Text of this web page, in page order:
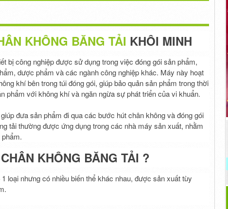
KHÔNG BĂNG TẢI KHÔI MINH
bị công nghiệp được sử dụng trong việc đóng gói sản phẩm,
dược phẩm và các ngành công nghiệp khác. Máy này hoạt
khí bên trong túi đóng gói, giúp bảo quản sản phẩm trong thời
phẩm với không khí và ngăn ngừa sự phát triển của vi khuẩn.
đưa sản phẩm đi qua các bước hút chân không và đóng gói
tải thường được ứng dụng trong các nhà máy sản xuất, nhằm
KHÔNG BĂNG TẢI ?
loại nhưng có nhiều biến thể khác nhau, được sản xuất tùy